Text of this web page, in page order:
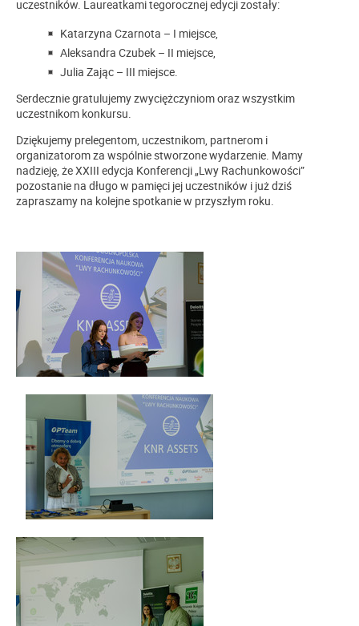
uczestników. Laureatkami tegorocznej edycji zostały:
Katarzyna Czarnota – I miejsce,
Aleksandra Czubek – II miejsce,
Julia Zając – III miejsce.
Serdecznie gratulujemy zwyciężczyniom oraz wszystkim
uczestnikom konkursu.
Dziękujemy prelegentom, uczestnikom, partnerom i
organizatorom za wspólnie stworzone wydarzenie. Mamy
nadzieję, że XXIII edycja Konferencji „Lwy Rachunkowości”
pozostanie na długo w pamięci jej uczestników i już dziś
zapraszamy na kolejne spotkanie w przyszłym roku.